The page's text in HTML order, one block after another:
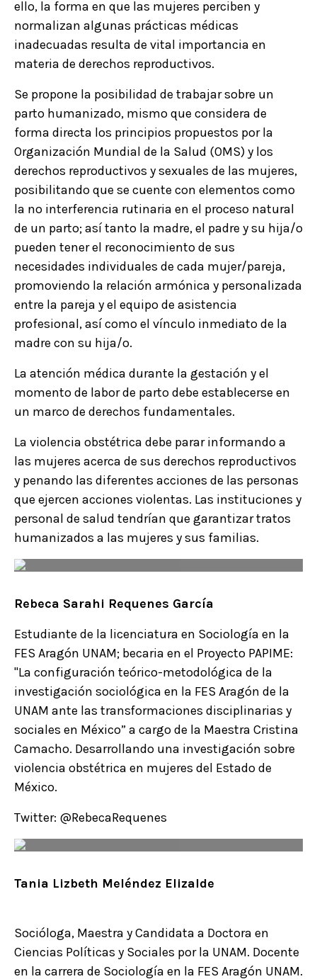
ello, la forma en que las mujeres perciben y
normalizan algunas prácticas médicas
inadecuadas resulta de vital importancia en
materia de derechos reproductivos.
Se propone la posibilidad de trabajar sobre un
parto humanizado, mismo que considera de
forma directa los principios propuestos por la
Organización Mundial de la Salud (OMS) y los
derechos reproductivos y sexuales de las mujeres,
posibilitando que se cuente con elementos como
la no interferencia rutinaria en el proceso natural
de un parto; así tanto la madre, el padre y su hija/o
pueden tener el reconocimiento de sus
necesidades individuales de cada mujer/pareja,
promoviendo la relación armónica y personalizada
entre la pareja y el equipo de asistencia
profesional, así como el vínculo inmediato de la
madre con su hija/o.
La atención médica durante la gestación y el
momento de labor de parto debe establecerse en
un marco de derechos fundamentales.
La violencia obstétrica debe parar informando a
las mujeres acerca de sus derechos reproductivos
y penando las diferentes acciones de las personas
que ejercen acciones violentas. Las instituciones y
personal de salud tendrían que garantizar tratos
humanizados a las mujeres y sus familias.
Rebeca Sarahi Requenes García
Estudiante de la licenciatura en Sociología en la
FES Aragón UNAM; becaria en el Proyecto PAPIME:
"La configuración teórico-metodológica de la
investigación sociológica en la FES Aragón de la
UNAM ante las transformaciones disciplinarias y
sociales en México” a cargo de la Maestra Cristina
Camacho. Desarrollando una investigación sobre
violencia obstétrica en mujeres del Estado de
México.
Twitter: @RebecaRequenes
Tania Lizbeth Meléndez Elizalde
Socióloga, Maestra y Candidata a Doctora en
Ciencias Políticas y Sociales por la UNAM. Docente
en la carrera de Sociología en la FES Aragón UNAM.